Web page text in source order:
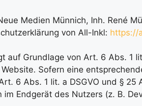
Medien Münnich, Inh. René
von All-Inkl: https://
auf Grundlage von Art. 6 Abs. 1
Sofern eine
6 Abs. 1 lit. a DSGVO und §
Endgerät des Nutzers (z. B.